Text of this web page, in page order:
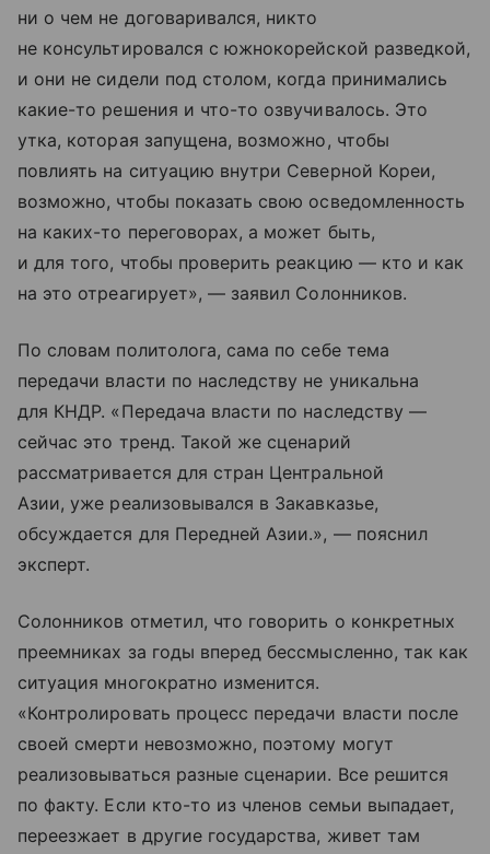
ни о чем не договаривался, никто
не консультировался с южнокорейской разведкой,
и они не сидели под столом, когда принимались
какие-то решения и что-то озвучивалось. Это
утка, которая запущена, возможно, чтобы
повлиять на ситуацию внутри Северной Кореи,
возможно, чтобы показать свою осведомленность
на каких-то переговорах, а может быть,
и для того, чтобы проверить реакцию — кто и как
на это отреагирует», — заявил Солонников.
По словам политолога, сама по себе тема
передачи власти по наследству не уникальна
для КНДР. «Передача власти по наследству —
сейчас это тренд. Такой же сценарий
рассматривается для стран Центральной
Азии, уже реализовывался в Закавказье,
обсуждается для Передней Азии.», — пояснил
эксперт.
Солонников отметил, что говорить о конкретных
преемниках за годы вперед бессмысленно, так как
ситуация многократно изменится.
«Контролировать процесс передачи власти после
своей смерти невозможно, поэтому могут
реализовываться разные сценарии. Все решится
по факту. Если кто-то из членов семьи выпадает,
переезжает в другие государства, живет там